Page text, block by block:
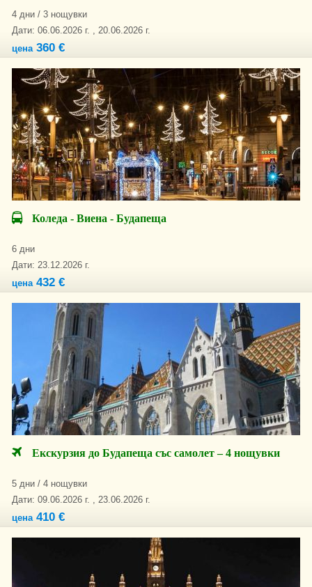
4 дни / 3 нощувки
Дати: 06.06.2026 г. , 20.06.2026 г.
цена360 €
Коледа - Виена - Будапеща
6 дни
Дати: 23.12.2026 г.
цена432 €
Екскурзия до Будапеща със самолет – 4 нощувки
5 дни / 4 нощувки
Дати: 09.06.2026 г. , 23.06.2026 г.
цена410 €